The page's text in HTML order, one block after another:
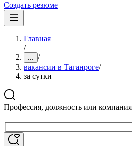
Создать резюме
Главная
/
... /
вакансии в Таганроге/
за сутки
Профессия, должность или компания